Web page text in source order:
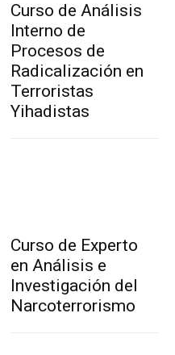
Curso de Análisis
Interno de
Procesos de
Radicalización en
Terroristas
Yihadistas
Curso de Experto
en Análisis e
Investigación del
Narcoterrorismo